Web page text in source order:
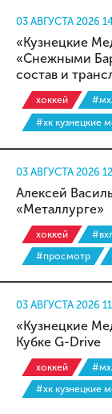
03 АВГУСТА 2026
«Кузнецкие
«Снежными
состав и
хоккей
#хк кузнецкие
03 АВГУСТА 2026
Алексей
«Металлурге»
хоккей
#просмотр
03 АВГУСТА 2026
«Кузнецкие
Кубке G-Drive
хоккей
#хк кузнецкие